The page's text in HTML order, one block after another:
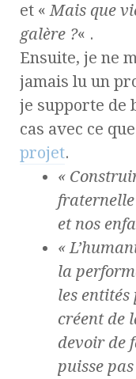
et «Mais que
galère ?« .
Ensuite, je ne
jamais lu un
je supporte de
cas avec ce
projet.
«
et nos
«
la
les entités
créent de
devoir de
puisse